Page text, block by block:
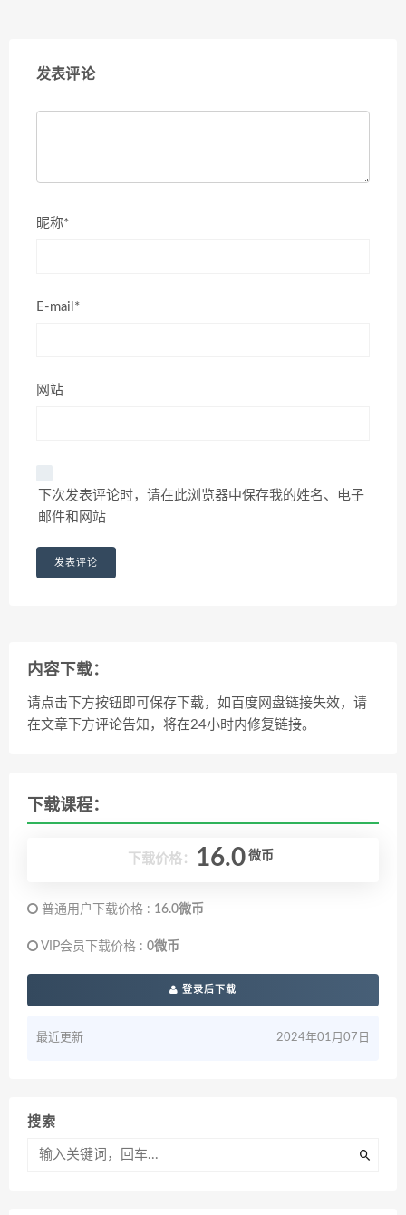
发表评论
昵称*
E-mail*
网站
下次发表评论时，请在此浏览器中保存我的姓名、电子
邮件和网站
内容下载：
请点击下方按钮即可保存下载，如百度网盘链接失效，请
在文章下方评论告知，将在24小时内修复链接。
下载课程：
下载价格： 16.0 微币
普通用户下载价格 : 16.0微币
VIP会员下载价格 : 0微币
登录后下载
最近更新 2024年01月07日
搜索